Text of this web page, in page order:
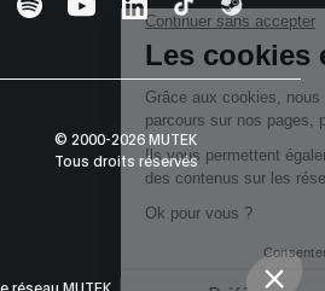
© 2000-2026 MUTEK
Tous droits réservés
réseau MUTEK